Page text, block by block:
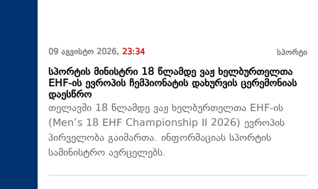
09 აგვისტო 2026, 23:34 სპორტი
სპორტის მინისტრი 18 წლამდე ვაჟ ხელბურთელთა
EHF-ის ევროპის ჩემპიონატის დახურვის ცერემონიას
დაესწრო
თელავში 18 წლამდე ვაჟ ხელბურთელთა EHF-ის
(Men’s 18 EHF Championship II 2026) ევროპის
პირველობა გაიმართა. ინფორმაციას სპორტის
სამინისტრო ავრცელებს.